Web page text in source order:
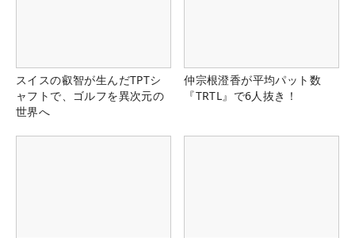
スイスの叡智が生んだTPTシ
ャフトで、ゴルフを異次元の
世界へ
仲宗根澄香が平均パット数
『TRTL』で6人抜き！